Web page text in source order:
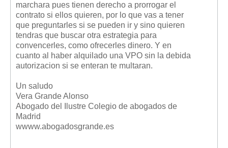
marchara pues tienen derecho a prorrogar el
contrato si ellos quieren, por lo que vas a tener
que preguntarles si se pueden ir y sino quieren
tendras que buscar otra estrategia para
convencerles, como ofrecerles dinero. Y en
cuanto al haber alquilado una VPO sin la debida
autorizacion si se enteran te multaran.
Un saludo
Vera Grande Alonso
Abogado del Ilustre Colegio de abogados de
Madrid
wwww.abogadosgrande.es